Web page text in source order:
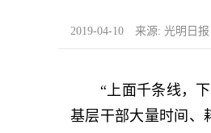
2019-04-10 来源: 光明日
“上面千条线，下
基层干部大量时间、